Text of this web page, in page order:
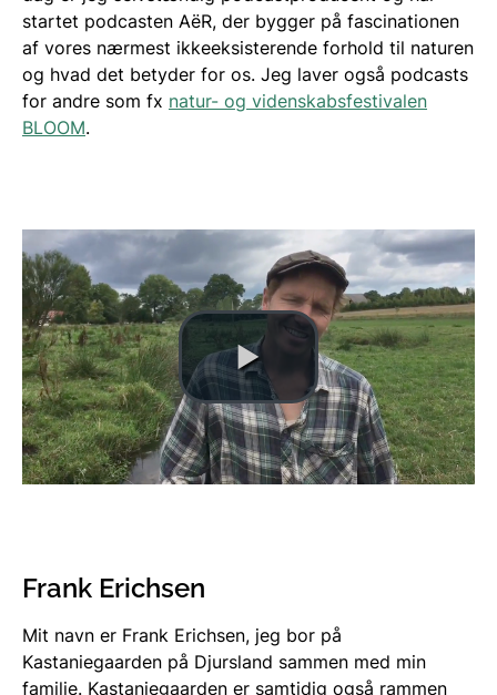
startet podcasten AëR, der bygger på fascinationen
af vores nærmest ikkeeksisterende forhold til naturen
og hvad det betyder for os. Jeg laver også podcasts
for andre som fx natur- og videnskabsfestivalen
BLOOM.
Frank Erichsen
Mit navn er Frank Erichsen, jeg bor på
Kastaniegaarden på Djursland sammen med min
familie. Kastaniegaarden er samtidig også rammen